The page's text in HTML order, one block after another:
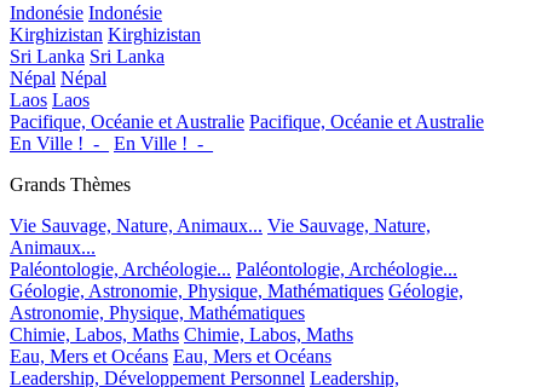
Indonésie Indonésie
Kirghizistan Kirghizistan
Sri Lanka Sri Lanka
Népal Népal
Laos Laos
Pacifique, Océanie et Australie Pacifique, Océanie et Australie
En Ville !_-_
En Ville !_-_
Grands Thèmes
Vie Sauvage, Nature, Animaux... Vie Sauvage, Nature,
Animaux...
Paléontologie, Archéologie... Paléontologie, Archéologie...
Géologie, Astronomie, Physique, Mathématiques Géologie,
Astronomie, Physique, Mathématiques
Chimie, Labos, Maths Chimie, Labos, Maths
Eau, Mers et Océans Eau, Mers et Océans
Leadership, Développement Personnel Leadership,